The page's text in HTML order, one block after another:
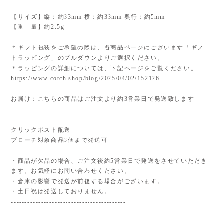
【サイズ】縦：約33mm 横：約33mm 奥行：約5mm
【重 量】約2.5g
＊ギフト包装をご希望の際は、各商品ページにございます「ギフ
トラッピング」のプルダウンよりご選択ください。
＊ラッピングの詳細については、下記ページをご覧ください。
https://www.cotch.shop/blog/2025/04/02/152126
お届け：こちらの商品はご注文より約3営業日で発送致します
------------------------------------------
クリックポスト配送
ブローチ対象商品3個まで発送可
------------------------------------------
・商品が欠品の場合、ご注文後約5営業日で発送をさせていただき
ます。お気軽にお問い合わせください。
・倉庫の影響で発送が前後する場合がございます。
・土日祝は発送しておりません。
------------------------------------------